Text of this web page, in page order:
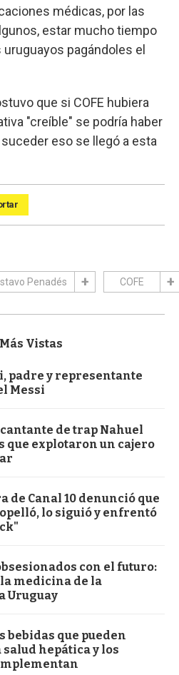
médicas, por las
estar mucho tiempo
pagándoles el
que si COFE hubiera
"creíble" se podría haber
eso se llegó a esta
Penadés COFE
Vistas
padre y representante
Messi
de trap Nahuel
que explotaron un cajero
de Canal 10 denunció que
lo siguió y enfrentó
con el futuro:
medicina de la
Uruguay
bebidas que pueden
hepática y los